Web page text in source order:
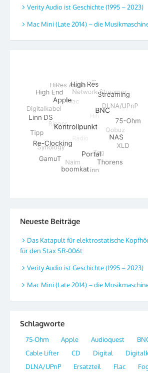
Verity Audio ist Geschichte (1995 – 2023)
Mac Mini (Late 2014) – die
Neueste Beiträge
Das Katapult für elektrostatische
für den Stax SR-006t
Verity Audio ist Geschichte (1995 – 2023)
Mac Mini (Late 2014) – die
Schlagworte
75-Ohm Apple Audioquest
Cable Lifter
CD Digital
DLNA/UPnP
Ersatzteil Flac